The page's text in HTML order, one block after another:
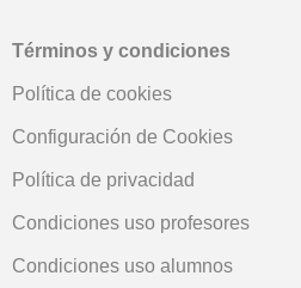
Términos y condiciones
Política de cookies
Configuración de Cookies
Política de privacidad
Condiciones uso profesores
Condiciones uso alumnos